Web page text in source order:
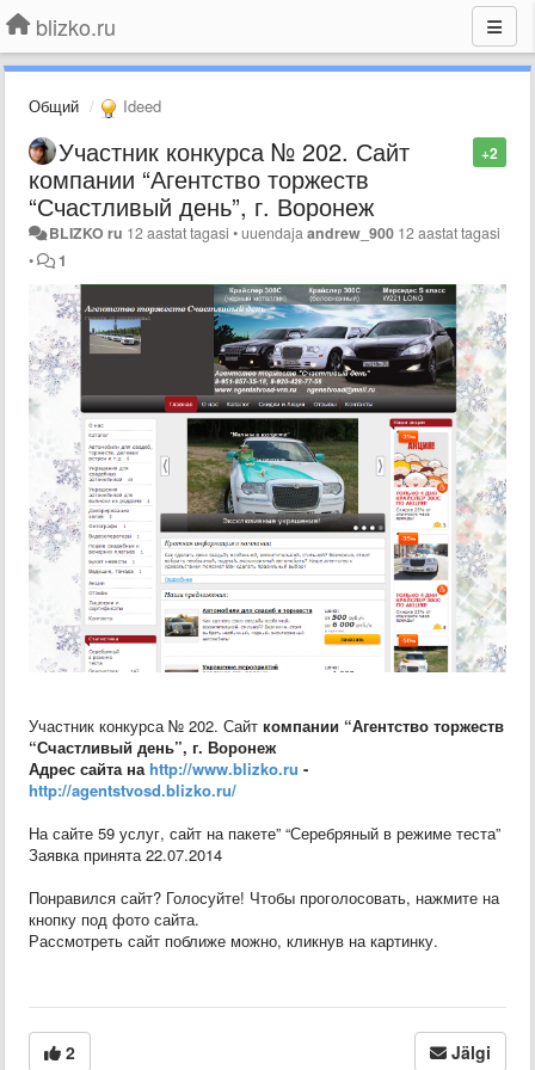
blizko.ru
Общий Ideed
+2
Участник конкурса № 202. Сайт
компании “Агентство торжеств
“Счастливый день”, г. Воронеж
BLIZKO ru 12 aastat tagasi •uuendajaandrew_900 12 aastat tagasi
•
1
Участник конкурса № 202. Сайт компании “Агентство торжеств
“Счастливый день”, г. Воронеж
Адрес сайта наhttp://www.blizko.ru -
http://agentstvosd.blizko.ru/
На сайте 59 услуг, сайт на пакете” “Серебряный в режиме теста”
Заявка принята 22.07.2014
Понравился сайт? Голосуйте! Чтобы проголосовать, нажмите на
кнопку под фото сайта.
Рассмотреть сайт поближе можно, кликнув на картинку.
2 Jälgi